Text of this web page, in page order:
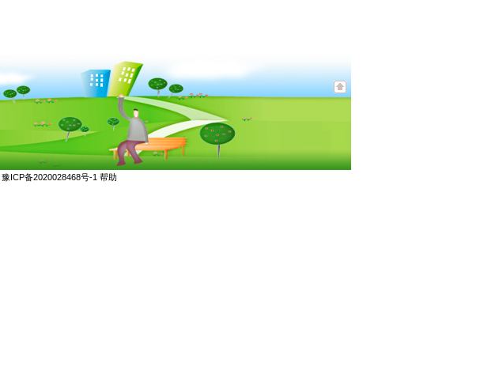
豫ICP备2020028468号-1 帮助